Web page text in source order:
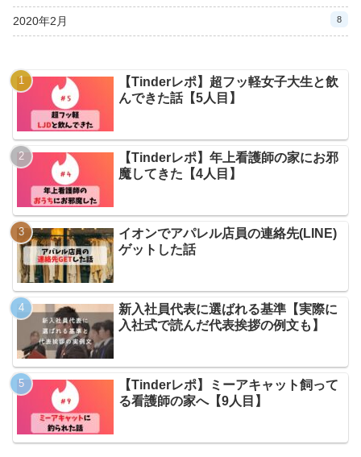
2020年2月 8
【Tinderレポ】超フッ軽女子大生と飲
んできた話【5人目】
【Tinderレポ】年上看護師の家にお邪
魔してきた【4人目】
イオンでアパレル店員の連絡先(LINE)
ゲットした話
新入社員代表に選ばれる基準【実際に
入社式で読んだ代表挨拶の例文も】
【Tinderレポ】ミーアキャット飼って
る看護師の家へ【9人目】